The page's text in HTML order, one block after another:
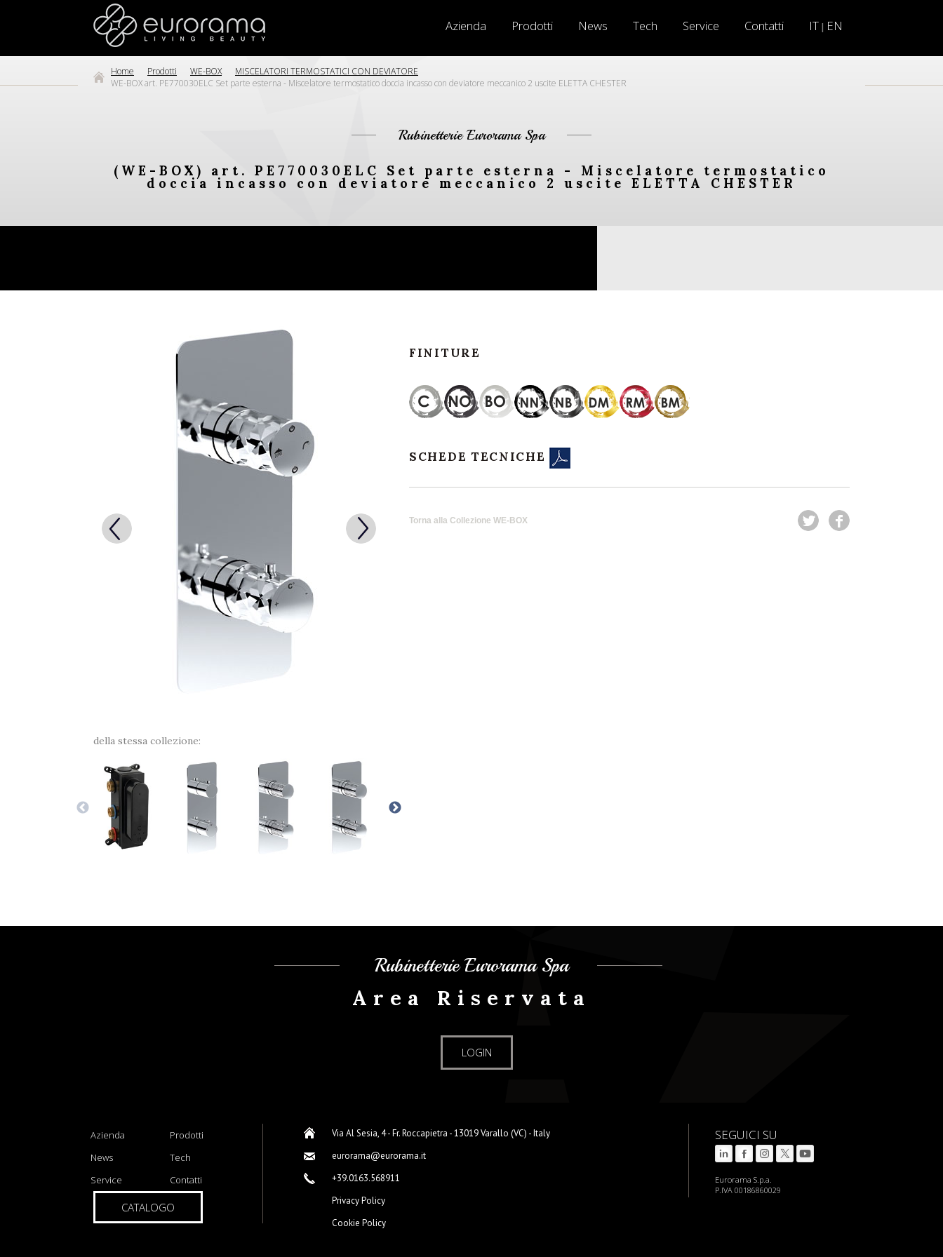
Azienda Prodotti News Tech Service Contatti IT | EN
Home Prodotti WE-BOX
MISCELATORI TERMOSTATICI CON DEVIATORE
WE-BOX art. PE770030ELC Set parte esterna - Miscelatore termostatico doccia incasso con deviatore meccanico 2 uscite ELETTA CHESTER
Rubinetterie Eurorama Spa
(WE-BOX) art. PE770030ELC Set parte esterna - Miscelatore termostatico
doccia incasso con deviatore meccanico 2 uscite ELETTA CHESTER
della stessa collezione:
FINITURE
SCHEDE TECNICHE
Torna alla Collezione WE-BOX
Rubinetterie Eurorama Spa
Area Riservata
LOGIN
Azienda
Prodotti
News
Tech
Service
Contatti
CATALOGO
Via Al Sesia, 4 - Fr. Roccapietra - 13019 Varallo (VC) - Italy
eurorama@eurorama.it
+39.0163.568911
Privacy Policy
Cookie Policy
SEGUICI SU
Eurorama S.p.a.
P.IVA 00186860029